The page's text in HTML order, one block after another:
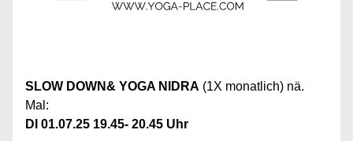
SLOW DOWN& YOGA NIDRA (1X monatlich) nä.
Mal:
DI 01.07.25 19.45- 20.45 Uhr